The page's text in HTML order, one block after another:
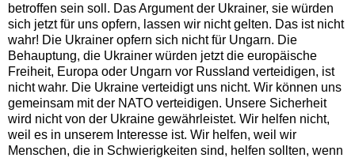
betroffen sein soll. Das Argument der Ukrainer, sie würden
sich jetzt für uns opfern, lassen wir nicht gelten. Das ist nicht
wahr! Die Ukrainer opfern sich nicht für Ungarn. Die
Behauptung, die Ukrainer würden jetzt die europäische
Freiheit, Europa oder Ungarn vor Russland verteidigen, ist
nicht wahr. Die Ukraine verteidigt uns nicht. Wir können uns
gemeinsam mit der NATO verteidigen. Unsere Sicherheit
wird nicht von der Ukraine gewährleistet. Wir helfen nicht,
weil es in unserem Interesse ist. Wir helfen, weil wir
Menschen, die in Schwierigkeiten sind, helfen sollten, wenn